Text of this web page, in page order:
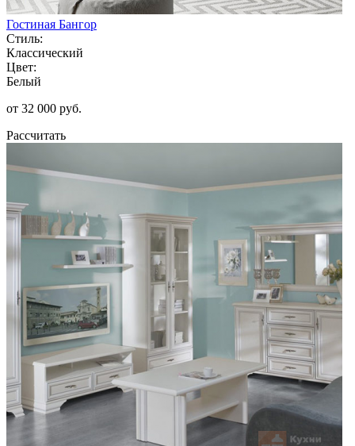
Гостиная Бангор
Стиль:
Классический
Цвет:
Белый
от 32 000 руб.
Рассчитать